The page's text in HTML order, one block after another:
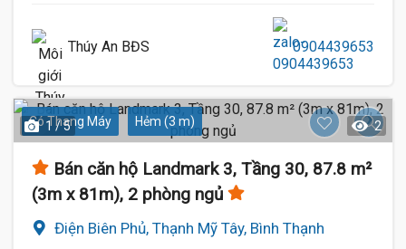
Thúy An BĐS 0904439653
Có Thang Máy Hẻm (3 m)
1 / 5 2
Bán căn hộ Landmark 3, Tầng 30, 87.8 m²
(3m x 81m), 2 phòng ngủ
Điện Biên Phủ, Thạnh Mỹ Tây, Bình Thạnh